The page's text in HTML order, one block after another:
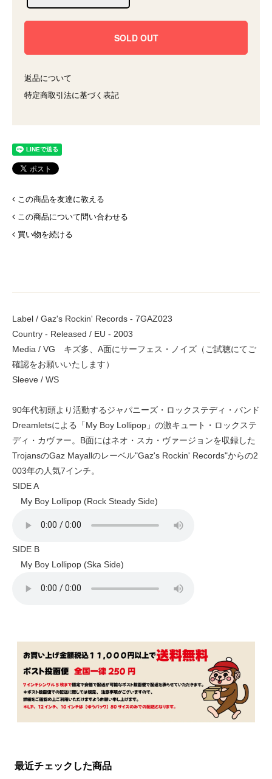
返品について
特定商取引法に基づく表記
この商品を友達に教える
この商品について問い合わせる
買い物を続ける
Label / Gaz's Rockin' Records - 7GAZ023
Country - Released / EU - 2003
Media / VG キズ多、A面にサーフェス・ノイズ（ご試聴にてご
確認をお願いいたします）
Sleeve / WS
90年代初頭より活動するジャパニーズ・ロックステディ・バンド
Dreamletsによる「My Boy Lollipop」の激キュート・ロックステ
ディ・カヴァー。B面にはネオ・スカ・ヴァージョンを収録した
TrojansのGaz Mayallのレーベル"Gaz's Rockin' Records"からの2
003年の人気7インチ。
SIDE A
My Boy Lollipop (Rock Steady Side)
SIDE B
My Boy Lollipop (Ska Side)
最近チェックした商品